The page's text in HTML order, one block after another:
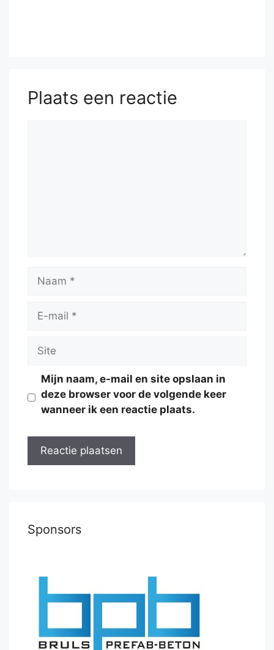
Plaats een reactie
Naam
Site
Mijn naam, e-mail en site opslaan in
deze browser voor de volgende keer
wanneer ik een reactie plaats.
Sponsors